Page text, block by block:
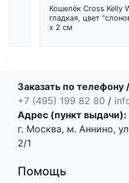
Кошелёк Cross Kelly
гладкая, цвет
x 2 см
Заказать по телефону
+7 (495) 199 82 80 /
Адрес (пункт выдачи):
г. Москва, м. Аннино,
2/1
Помощь